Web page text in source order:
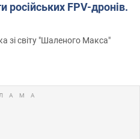
російських FPV-дронів.
зі світу "Шаленого Макса"